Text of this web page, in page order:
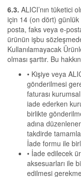
6.3. ALICI’nın tüketici
için 14 (on dört) günlük
posta, faks veya e-
ürünün işbu
Kullanılamayacak
olması şarttır. Bu
• Kişiye veya
gönderilmesi
faturası
iade ederken
birlikte
adına
takdirde
İade formu ile
• İade edilecek
aksesuarları ile
edilmesi